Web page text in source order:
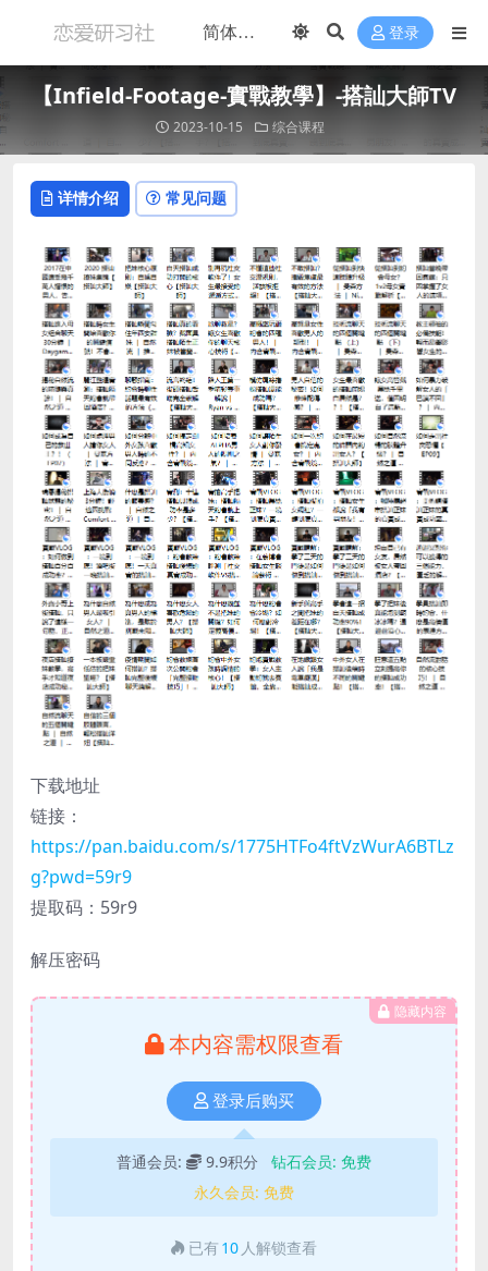
登录
【Infield-Footage-實戰教學】-搭訕大師TV
2023-10-15 综合课程
详情介绍 常见问题
下载地址
链接：
https://pan.baidu.com/s/1775HTFo4ftVzWurA6BTLz
g?pwd=59r9
提取码：59r9
解压密码
隐藏内容
本内容需权限查看
登录后购买
普通会员: 9.9积分 钻石会员: 免费
永久会员: 免费
已有 10 人解锁查看